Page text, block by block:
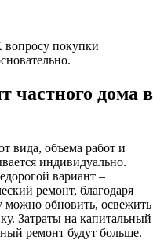
вопросу покупки
частного дома в
вида, объема работ и
индивидуально.
вариант –
ремонт, благодаря
можно обновить, освежить
Затраты на капитальный
ремонт будут больше.